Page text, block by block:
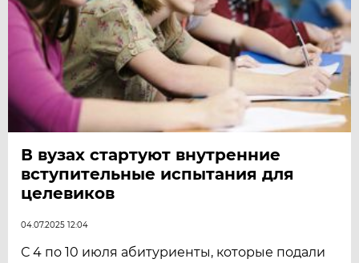
В вузах стартуют внутренние
вступительные испытания для
целевиков
04.07.2025 12:04
С 4 по 10 июля абитуриенты, которые подали